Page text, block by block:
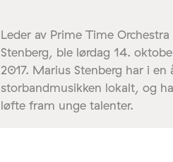
Leder av Prime Time
Stenberg, ble lørdag 14.
2017. Marius Stenberg har i
storbandmusikken lokalt, og
løfte fram unge talenter.